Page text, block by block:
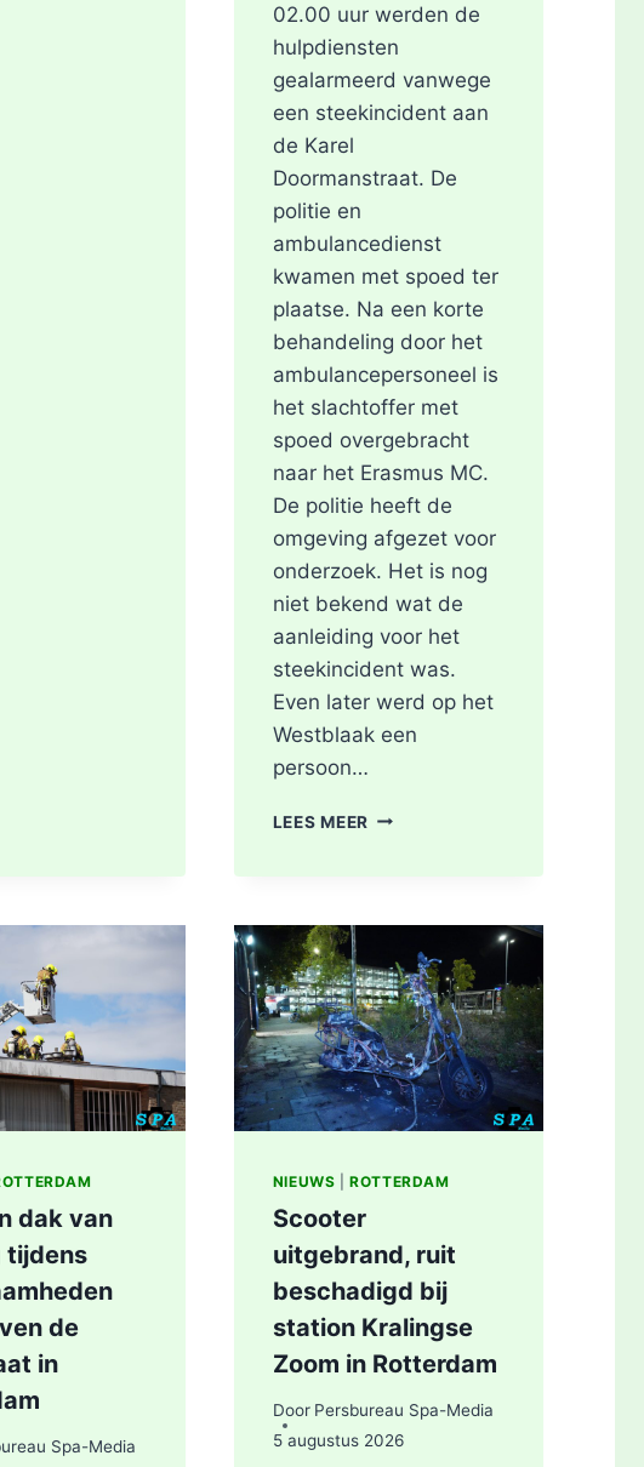
02.00 uur werden de
hulpdiensten
gealarmeerd vanwege
een steekincident aan
de Karel
Doormanstraat. De
politie en
ambulancedienst
kwamen met spoed ter
plaatse. Na een korte
behandeling door het
ambulancepersoneel is
het slachtoffer met
spoed overgebracht
naar het Erasmus MC.
De politie heeft de
omgeving afgezet voor
onderzoek. Het is nog
niet bekend wat de
aanleiding voor het
steekincident was.
Even later werd op het
Westblaak een
persoon…
LEES MEERPOLITIE
ROTTERDAM
KAREL
DOORMANSTRAAT
IN
ROTTERDAM
dak van
tijdens
de
in
Spa-Media
NIEUWS |ROTTERDAM
Scooter
uitgebrand, ruit
beschadigd bij
station Kralingse
Zoom in Rotterdam
Door Persbureau Spa-Media
5 augustus 2026